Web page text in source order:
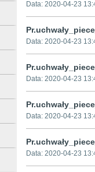
Data: 2020-04-23
Data: 2020-04-23
Data: 2020-04-23
Data: 2020-04-23
Data: 2020-04-23